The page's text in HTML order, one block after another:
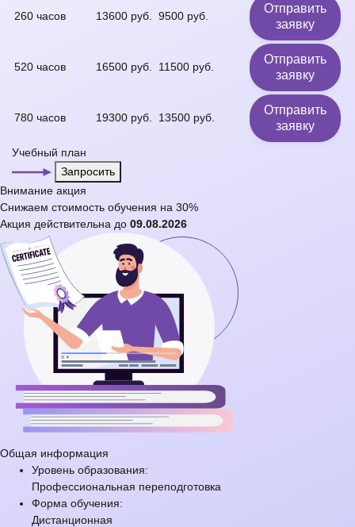
260 часов 13600 руб. 9500 руб.
Отправить
заявку
520 часов 16500 руб. 11500 руб.
Отправить
заявку
780 часов 19300 руб. 13500 руб.
Отправить
заявку
Учебный план
Запросить
Внимание акция
Снижаем стоимость обучения на 30%
Акция действительна до 09.08.2026
Общая информация
Уровень образования:
Профессиональная переподготовка
Форма обучения:
Дистанционная